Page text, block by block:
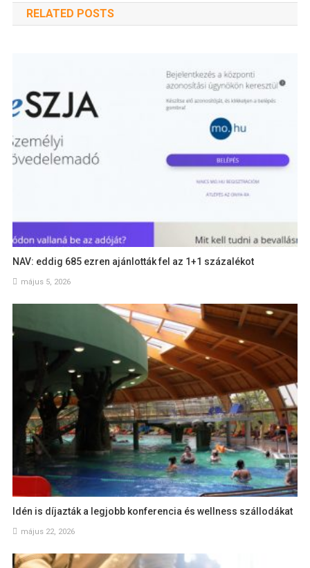
RELATED POSTS
NAV: eddig 685 ezren ajánlották fel az 1+1 százalékot
május 5, 2026
Idén is díjazták a legjobb konferencia és wellness szállodákat
május 22, 2026